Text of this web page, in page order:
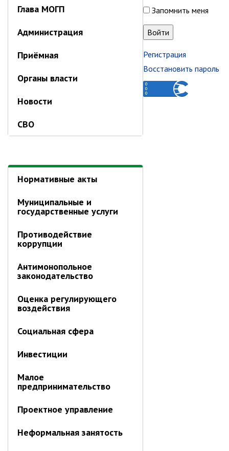
Заместители главы администрации
Управление бухгалтерского учёта
Финансовое управление
О финансовом управлении
Управление по организационно-
Отдел экономики
Труд
Специалисты по вопросам
потребительского рынка
отношений
Аукционные торги
Отдел территриального
развития
Об отделе
Управление образования
Управление ЖКК
Глава МОГП
Администрация
Приёмная
Органы власти
Новости
СВО
Нормативные акты
Муниципальные и
государственные услуги
Противодействие
коррупции
Антимонопольное
законодательство
Оценка регулирующего
воздействия
Социальная сфера
Инвестиции
Малое
предпринимательство
Проектное управление
Неформальная занятость
Запомнить меня
Регистрация
Восстановить пароль